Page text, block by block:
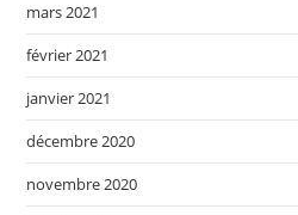
mars 2021
février 2021
janvier 2021
décembre 2020
novembre 2020